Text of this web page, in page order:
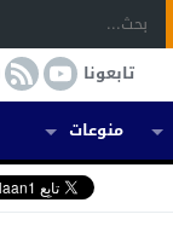
تابعونا
منوعات